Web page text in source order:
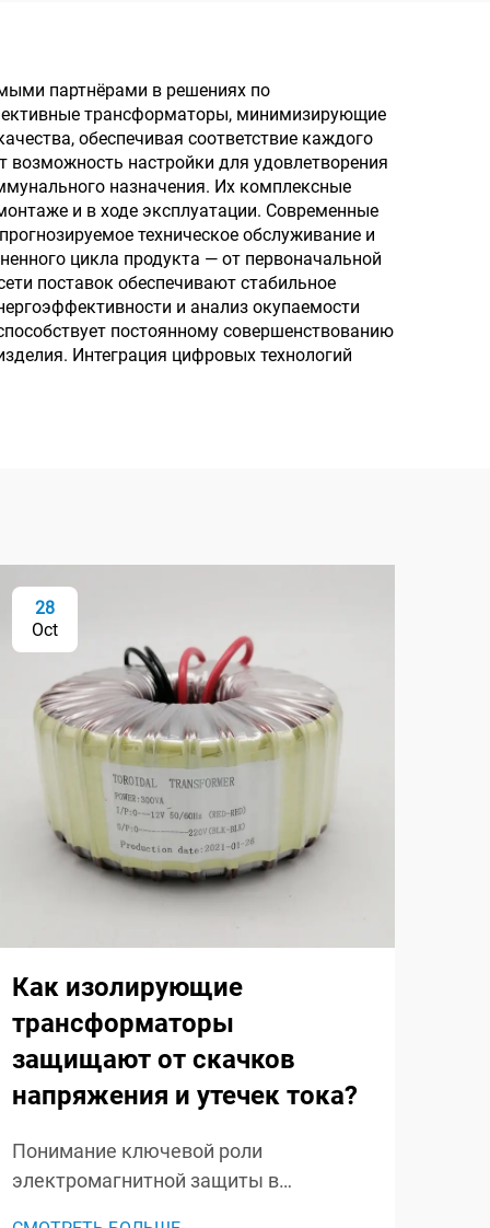
печатной платой
партнёрами в решениях по
трансформаторы, минимизирующие
обеспечивая соответствие каждого
настройки для удовлетворения
назначения. Их комплексные
и в ходе эксплуатации. Современные
техническое обслуживание и
цикла продукта — от первоначальной
поставок обеспечивают стабильное
и анализ окупаемости
постоянному совершенствованию
Интеграция цифровых технологий
28
Oct
Как изолирующие
трансформаторы
защищают от скачков
напряжения и утечек тока?
Понимание ключевой роли
электромагнитной защиты в